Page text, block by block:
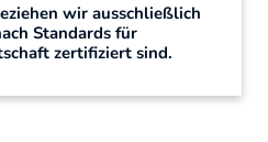
wir ausschließlich
Standards für
zertifiziert sind.